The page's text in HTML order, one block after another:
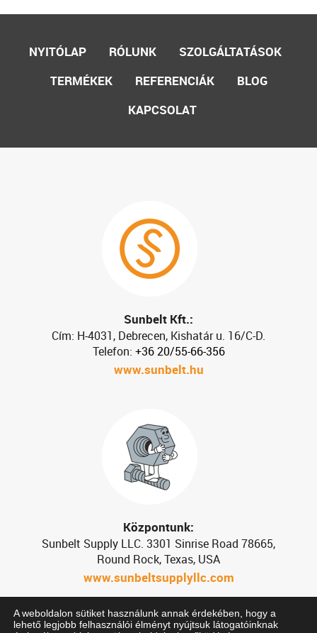
NYITÓLAP RÓLUNK
SZOLGÁLTATÁSOK
TERMÉKEK
REFERENCIÁK
BLOG
KAPCSOLAT
Sunbelt Kft.:
Cím: H-4031, Debrecen, Kishatár u. 16/C-D.
Telefon: +36 20/55-66-356
www.sunbelt.hu
Központunk:
Sunbelt Supply LLC. 3301 Sinrise Road 78665,
Round Rock, Texas, USA
www.sunbeltsupplyllc.com
A weboldalon sütiket használunk annak érdekében, hogy a
lehető legjobb felhasználói élményt nyújtsuk látogatóinknak